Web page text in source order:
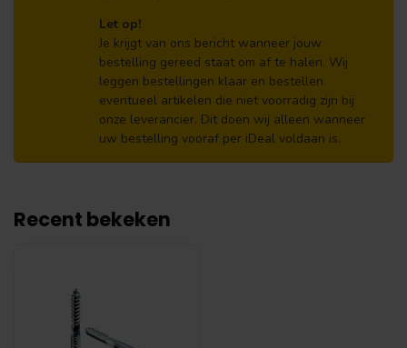
Let op!
Je krijgt van ons bericht wanneer jouw
bestelling gereed staat om af te halen. Wij
leggen bestellingen klaar en bestellen
eventueel artikelen die niet voorradig zijn bij
onze leverancier. Dit doen wij alleen wanneer
uw bestelling vooraf per iDeal voldaan is.
Recent bekeken